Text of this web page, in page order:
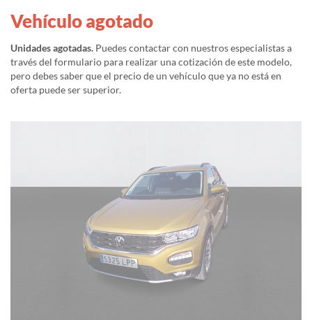
Vehículo agotado
Unidades agotadas. Puedes contactar con nuestros especialistas a
través del formulario para realizar una cotización de este modelo,
pero debes saber que el precio de un vehículo que ya no está en
oferta puede ser superior.